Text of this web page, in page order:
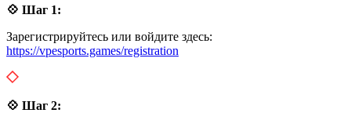
💠 Шаг 1:
Зарегистрируйтесь или войдите здесь:
https://vpesports.games/registration
💠 Шаг 2: